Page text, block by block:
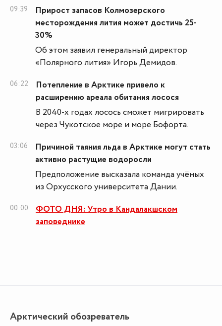
09:39
Прирост запасов Колмозерского
месторождения лития может достичь 25-
30%
Об этом заявил генеральный директор
«Полярного лития» Игорь Демидов.
06:22
Потепление в Арктике привело к
расширению ареала обитания лосося
В 2040-х годах лосось сможет мигрировать
через Чукотское море и море Бофорта.
03:06
Причиной таяния льда в Арктике могут стать
активно растущие водоросли
Предположение высказала команда учёных
из Орхусского университета Дании.
00:00
ФОТО ДНЯ: Утро в Кандалакшском
заповеднике
Арктический обозреватель